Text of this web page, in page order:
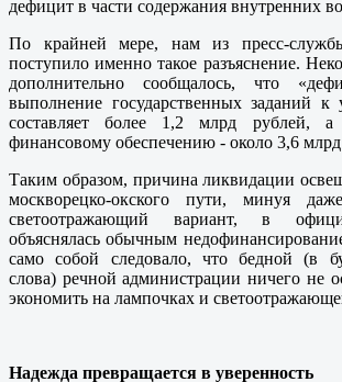
дефицит в части содержания внутренних
По крайней мере, нам из пресс-
поступило именно такое разъяснение.
дополнительно сообщалось, что
выполнение государственных заданий
составляет более 1,2 млрд рублей,
финансовому обеспечению - около 3,6
Таким образом, причина ликвидации
москворецко-окского пути, минуя
светоотражающий вариант, в
объяснялась обычным
само собой следовало, что бедной (в
слова) речной администрации ничего не
экономить на лампочках и
Надежда превращается в уверенность